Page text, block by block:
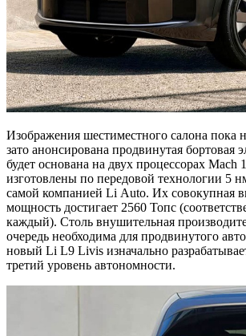
Изображения шестиместного салона пока
зато анонсирована продвинутая бортовая
будет основана на двух процессорах Mach
изготовлены по передовой технологии 5
самой компанией Li Auto. Их совокупная
мощность достигает 2560 Топс
каждый). Столь внушительная
очередь необходима для продвинутого
новый Li L9 Livis изначально
третий уровень автономности.